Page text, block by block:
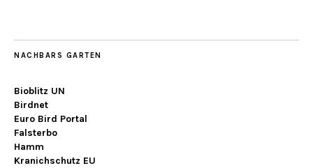
NACHBARS GARTEN
Bioblitz UN
Birdnet
Euro Bird Portal
Falsterbo
Hamm
Kranichschutz EU